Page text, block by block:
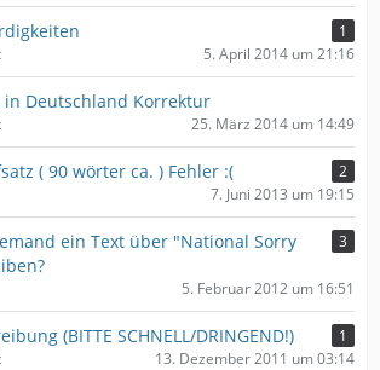
1
5. April 2014 um 21:16
Deutschland Korrektur
25. März 2014 um 14:49
( 90 wörter ca. ) Fehler :(
2
7. Juni 2013 um 19:15
ein Text über "National Sorry
3
5. Februar 2012 um 16:51
(BITTE SCHNELL/DRINGEND!)
1
13. Dezember 2011 um 03:14